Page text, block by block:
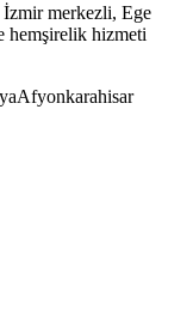
merkezli, Ege
hemşirelik hizmeti
Afyonkarahisar